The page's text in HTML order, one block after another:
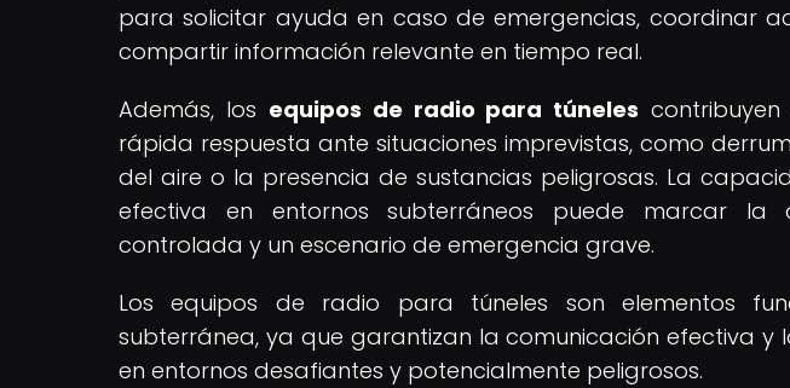
para solicitar ayuda en caso de emergencias, coordinar
compartir información relevante en tiempo real.
Además, los equipos de radio para túneles
rápida respuesta ante situaciones imprevistas, como
del aire o la presencia de sustancias peligrosas. La
efectiva en entornos subterráneos puede marcar la
controlada y un escenario de emergencia grave.
Los equipos de radio para túneles son elementos
subterránea, ya que garantizan la comunicación efectiva y
en entornos desafiantes y potencialmente peligrosos.